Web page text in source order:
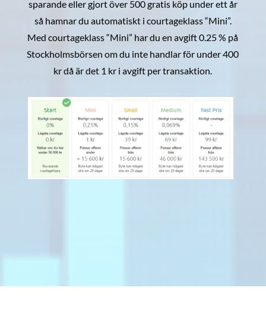
sparande eller gjort över 500 gratis köp under ett år
så hamnar du automatiskt i courtageklass “Mini”.
Med courtageklass “Mini” har du en avgift 0.25 % på
Stockholmsbörsen om du inte handlar för under 400
kr då är det 1 kr i avgift per transaktion.